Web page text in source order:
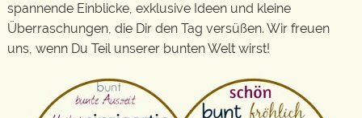
spannende Einblicke, exklusive Ideen und kleine
Überraschungen, die Dir den Tag versüßen. Wir freuen
uns, wenn Du Teil unserer bunten Welt wirst!